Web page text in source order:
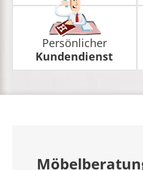
Persönlicher
Kundendienst